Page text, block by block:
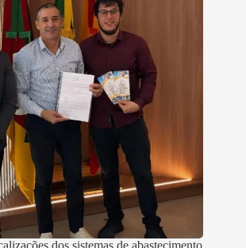
dos sistemas de abastecimento